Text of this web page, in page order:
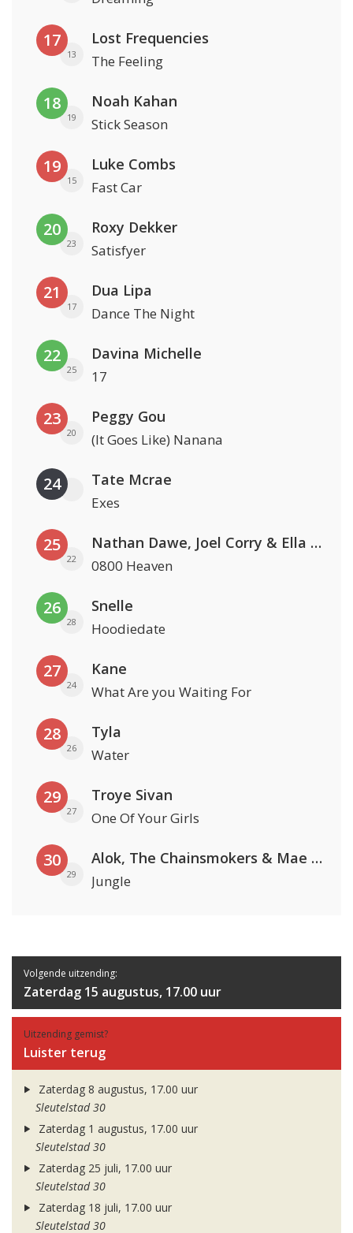
17
13
Lost Frequencies
The Feeling
18
19
Noah Kahan
Stick Season
19
15
Luke Combs
Fast Car
20
23
Roxy Dekker
Satisfyer
21
17
Dua Lipa
Dance The Night
22
25
Davina Michelle
17
23
20
Peggy Gou
(It Goes Like) Nanana
24 Tate Mcrae
Exes
25
22
Nathan Dawe, Joel Corry & Ella Henderson
0800 Heaven
26
28
Snelle
Hoodiedate
27
24
Kane
What Are you Waiting For
28
26
Tyla
Water
29
27
Troye Sivan
One Of Your Girls
30
29
Alok, The Chainsmokers & Mae Stephens
Jungle
Volgende uitzending:
Zaterdag 15 augustus, 17.00 uur
Uitzending gemist?
Luister terug
Zaterdag 8 augustus, 17.00 uur
Sleutelstad 30
Zaterdag 1 augustus, 17.00 uur
Sleutelstad 30
Zaterdag 25 juli, 17.00 uur
Sleutelstad 30
Zaterdag 18 juli, 17.00 uur
Sleutelstad 30